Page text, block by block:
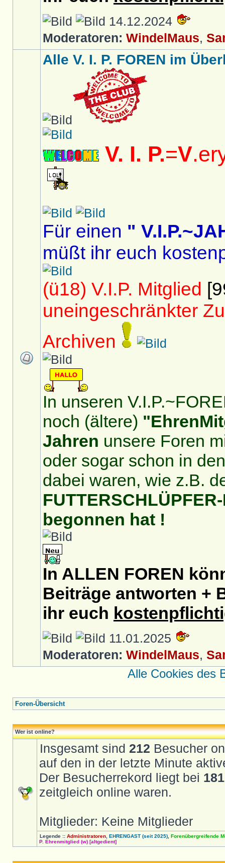
14.12.2024
Moderatoren: WindelMaus,
Alle V. I. P. FOREN im
V. I. P.=V
Für einen "
müßt ihr euch
(ü18) V.I.P. Mitglied
uneingeschränkter
Archiven
In unseren
noch (ältere)
Jahren unsere Foren
oder sogar schon in
dabei waren, wie z.B.
begonnen hat !
In ALLEN FOREN
Beiträge antworten +
ihr euch
11.01.2025
Moderatoren: WindelMaus,
Alle Cookies des
Foren-Übersicht
Wer ist online?
Insgesamt sind 212 Besucher
auf den in der letzte Minute
Der Besucherrekord liegt bei
zeitgleich online waren.
Mitglieder: Keine Mitglieder
Legende :: Administratoren EHRENGAST (seit 2025) Forenübergreifende
P. Ehrenmitglied (w) [altgedient]